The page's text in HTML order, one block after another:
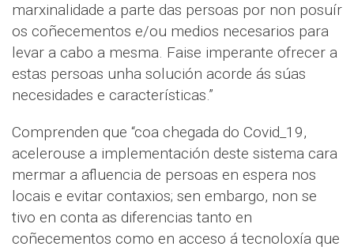
marxinalidade a parte das persoas por non posuír
os coñecementos e/ou medios necesarios para
levar a cabo a mesma. Faise imperante ofrecer a
estas persoas unha solución acorde ás súas
necesidades e características.”
Comprenden que “coa chegada do Covid_19,
acelerouse a implementación deste sistema cara
mermar a afluencia de persoas en espera nos
locais e evitar contaxios; sen embargo, non se
tivo en conta as diferencias tanto en
coñecementos como en acceso á tecnoloxía que